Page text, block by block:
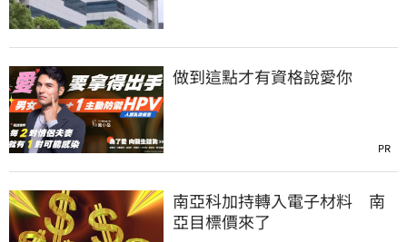
做到這點才有資格說愛你
PR
南亞科加持轉入電子材料 南
亞目標價來了